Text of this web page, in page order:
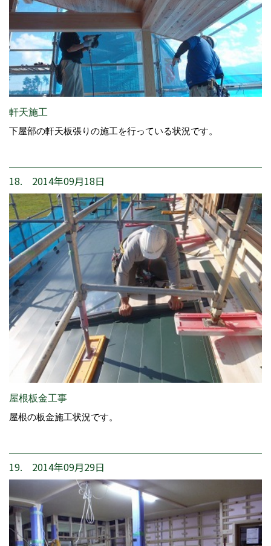
軒天施工
下屋部の軒天板張りの施工を行っている状況です。
18. 2014年09月18日
屋根板金工事
屋根の板金施工状況です。
19. 2014年09月29日